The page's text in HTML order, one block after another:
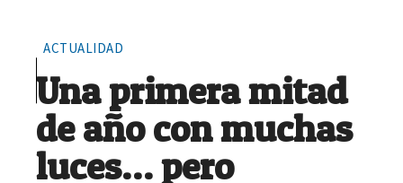
ACTUALIDAD
Una primera mitad
de año con muchas
luces… pero